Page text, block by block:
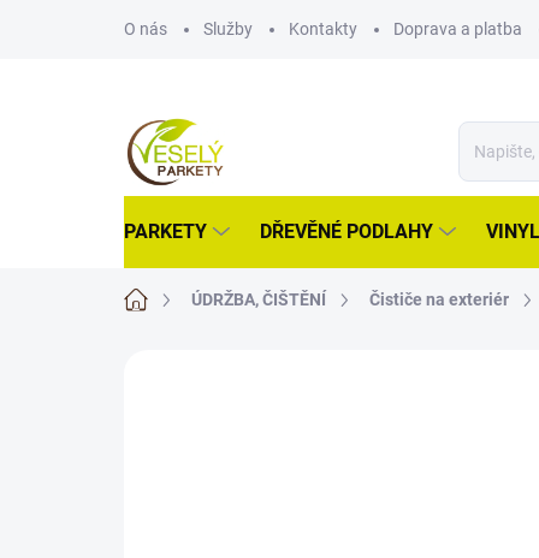
O nás Služby Kontakty Doprava a platba
PARKETY DŘEVĚNÉ PODLAHY
Domů ÚDRŽBA, ČIŠTĚNÍ Čističe na exteriér